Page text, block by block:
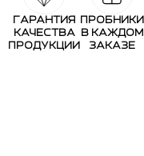
ГАРАНТИЯ
КАЧЕСТВА
ПРОДУКЦИИ
ПРОБНИКИ
В КАЖДОМ
ЗАКАЗЕ